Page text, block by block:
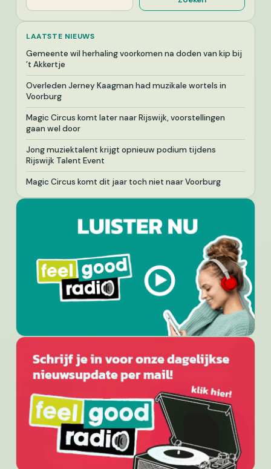
LAATSTE NIEUWS
Gemeente wil herhaling voorkomen na doden van kip bij
’t Akkertje
Overleden Jerney Kaagman had muzikale wortels in
Voorburg
Magic Circus komt later naar Rijswijk, voorstellingen
gaan wel door
Jong muziektalent krijgt opnieuw podium tijdens
Rijswijk Talent Event
Magic Circus komt dit jaar toch niet naar Voorburg